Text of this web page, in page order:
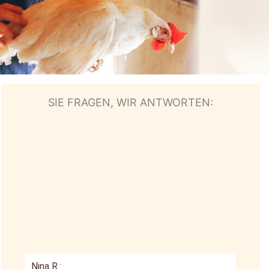
SIE FRAGEN, WIR ANTWORTEN:
Nina R.: